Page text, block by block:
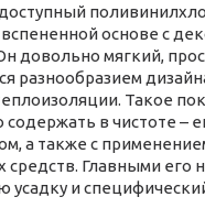
основе с
довольно мягкий,
разнообразием
Такое
содержать в чистоте –
а также с
Главными его
и